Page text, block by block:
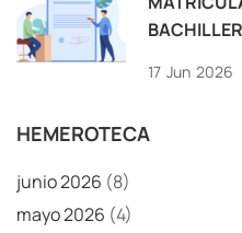
17 Jun 2026
HEMEROTECA
junio 2026 (8)
mayo 2026 (4)